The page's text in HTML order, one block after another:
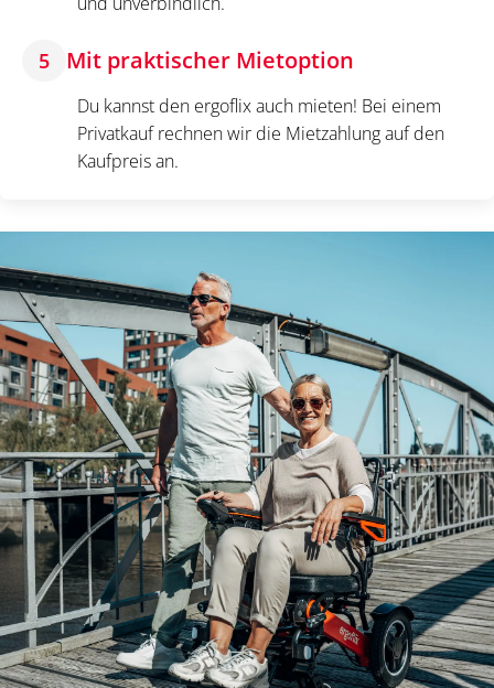
5 Mit praktischer Mietoption
Du kannst den ergoflix auch mieten! Bei einem
Privatkauf rechnen wir die Mietzahlung auf den
Kaufpreis an.